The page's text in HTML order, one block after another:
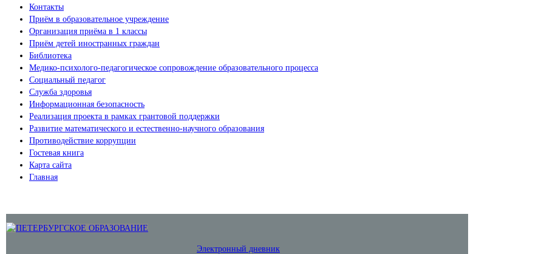
Контакты
Приём в образовательное учреждение
Организация приёма в 1 классы
Приём детей иностранных граждан
Библиотека
Медико-психолого-педагогическое сопровождение образовательного процесса
Социальный педагог
Служба здоровья
Информационная безопасность
Реализация проекта в рамках грантовой поддержки
Развитие математического и естественно-научного образования
Противодействие коррупции
Гостевая книга
Карта сайта
Главная
Электронный дневник